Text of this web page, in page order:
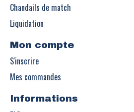
Chandails de match
Liquidation
Mon compte
S'inscrire
Mes commandes
Informations